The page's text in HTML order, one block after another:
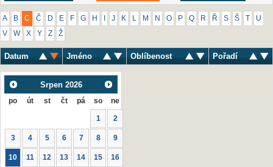
A B C Č D E F G H J K M N O P Q R Ř S Š U
V W X Y Z Ž
Datum Jméno Oblíbenost Pořadí
Srpen 2026
po út st čt pá so ne
1 2
3 4 5 6 7 8 9
10 11 12 13 14 15 16